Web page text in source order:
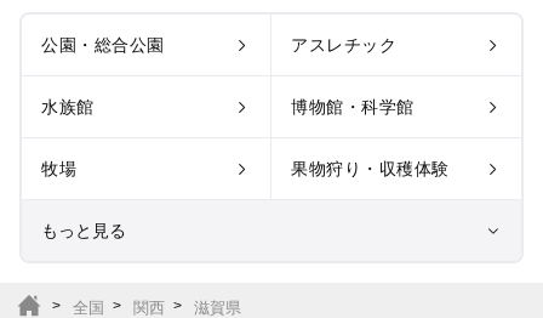
公園・総合公園 アスレチック
水族館 博物館・科学館
牧場 果物狩り・収穫体験
もっと見る
全国 関西 滋賀県